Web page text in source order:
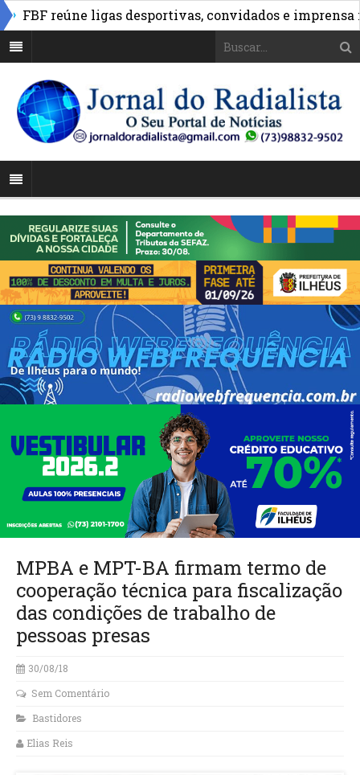
reúne ligas desportivas, convidados e imprensa no
MPBA e MPT-BA firmam termo de
cooperação técnica para fiscalização
das condições de trabalho de
pessoas presas
30/08/18
Sem Comentário
Bastidores
Elias Reis